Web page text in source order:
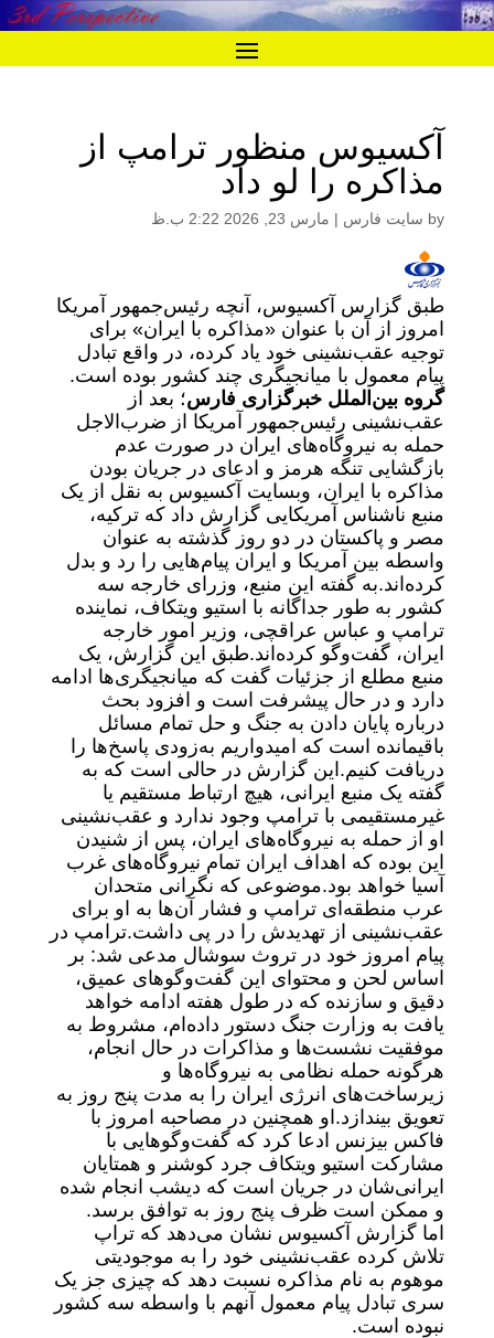
آکسیوس منظور ترامپ از
مذاکره را لو داد
by سایت فارس | مارس 23, 2026 2:22 ب.ظ
طبق گزارس آکسیوس، آنچه رئیس‌جمهور آمریکا
امروز از آن با عنوان «مذاکره با ایران» برای
توجیه عقب‌نشینی خود یاد کرده، در واقع تبادل
پیام معمول با میانجیگری چند کشور بوده است.
گروه بین‌الملل خبرگزاری فارس؛ بعد از
عقب‌نشینی رئیس‌جمهور آمریکا از ضرب‌الاجل
حمله به نیروگاه‌های ایران در صورت عدم
بازگشایی تنگه هرمز و ادعای در جریان بودن
مذاکره با ایران، وبسایت آکسیوس به نقل از یک
منبع ناشناس آمریکایی گزارش داد که ترکیه،
مصر و پاکستان در دو روز گذشته به عنوان
واسطه بین آمریکا و ایران پیام‌هایی را رد و بدل
کرده‌اند.به گفته این منبع، وزرای خارجه سه
کشور به طور جداگانه با استیو ویتکاف، نماینده
ترامپ و عباس عراقچی، وزیر امور خارجه
ایران، گفت‌وگو کرده‌اند.طبق این گزارش، یک
منبع مطلع از جزئیات گفت که میانجیگری‌ها ادامه
دارد و در حال پیشرفت است و افزود بحث
درباره پایان دادن به جنگ و حل تمام مسائل
باقیمانده است که امیدواریم به‌زودی پاسخ‌ها را
دریافت کنیم. این گزارش در حالی است که به
گفته یک منبع ایرانی، هیچ ارتباط مستقیم یا
غیرمستقیمی با ترامپ وجود ندارد و عقب‌نشینی
او از حمله به نیروگاه‌های ایران، پس از شنیدن
این بوده که اهداف ایران تمام نیروگاه‌های غرب
آسیا خواهد بود.موضوعی که نگرانی متحدان
عرب منطقه‌ای ترامپ و فشار آن‌ها به او برای
عقب‌نشینی از تهدیدش را در پی داشت.ترامپ در
پیام امروز خود در تروث سوشال مدعی شد: بر
اساس لحن و محتوای این گفت‌وگوهای عمیق،
دقیق و سازنده که در طول هفته ادامه خواهد
یافت به وزارت جنگ دستور داده‌ام، مشروط به
موفقیت نشست‌ها و مذاکرات در حال انجام،
هرگونه حمله نظامی به نیروگاه‌ها و
زیرساخت‌های انرژی ایران را به مدت پنج روز به
تعویق بیندازد. او همچنین در مصاحبه‌ امروز با
فاکس بیزنس ادعا کرد که گفت‌وگوهایی با
مشارکت استیو ویتکاف جرد کوشنر و همتایان
ایرانی‌شان در جریان است که دیشب انجام شده
و ممکن است ظرف پنج روز به توافق برسد.
اما گزارش آکسیوس نشان می‌دهد که تراپ
تلاش کرده عقب‌نشینی خود را به موجودیتی
موهوم به نام مذاکره نسبت دهد که چیزی جز یک
سری تبادل پیام معمول آنهم با واسطه سه کشور
نبوده است.